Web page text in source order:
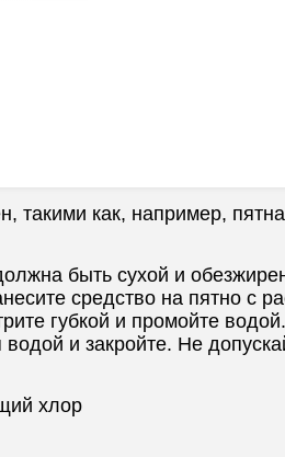
такими как, например,
быть сухой и
средство на пятно с
губкой и промойте
и закройте. Не
хлор